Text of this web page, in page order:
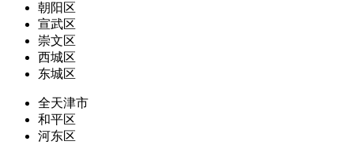
朝阳区
宣武区
崇文区
西城区
东城区
全天津市
和平区
河东区